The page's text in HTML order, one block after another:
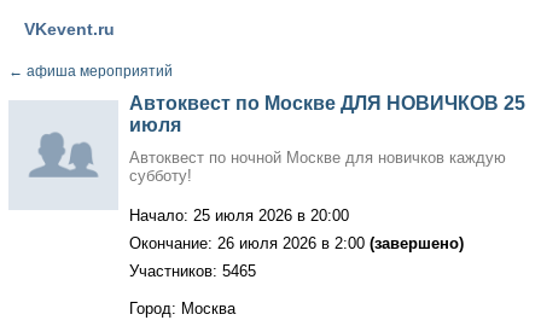
VKevent.ru
← афиша мероприятий
Автоквест по Москве ДЛЯ НОВИЧКОВ 25
июля
Автоквест по ночной Москве для новичков каждую
субботу!
Начало: 25 июля 2026 в 20:00
Окончание: 26 июля 2026 в 2:00 (завершено)
Участников: 5465
Город: Москва